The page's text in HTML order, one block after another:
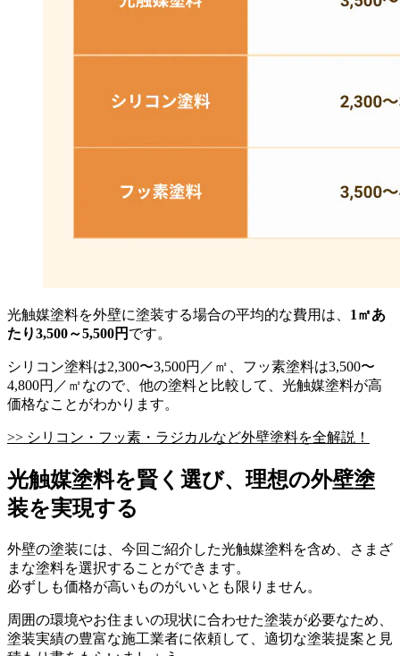
光触媒塗料を外壁に塗装する場合の平均的な費用は、 1㎡あ
たり3,500～5,500円 です。
シリコン塗料は2,300〜3,500円／㎡、フッ素塗料は3,500〜
4,800円／㎡なので、他の塗料と比較して、光触媒塗料が高
価格なことがわかります。
>> シリコン・フッ素・ラジカルなど外壁塗料を全解説！
光触媒塗料を賢く選び、理想の外壁塗
装を実現する
外壁の塗装には、今回ご紹介した光触媒塗料を含め、さまざ
まな塗料を選択することができます。
必ずしも価格が高いものがいいとも限りません。
周囲の環境やお住まいの現状に合わせた塗装が必要なため、
塗装実績の豊富な施工業者に依頼して、適切な塗装提案と見